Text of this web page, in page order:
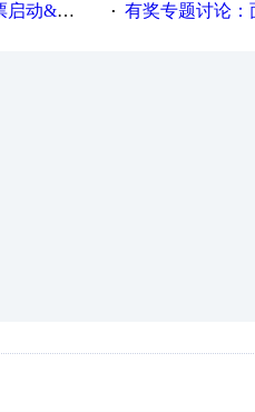
周有礼！ · 有奖专题讨论：面对低压变